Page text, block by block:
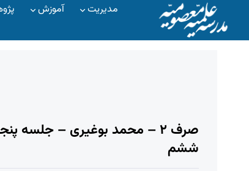
مدیریت آموزش
صرف ۲ – محمد بوغیری – جلسه
ششم